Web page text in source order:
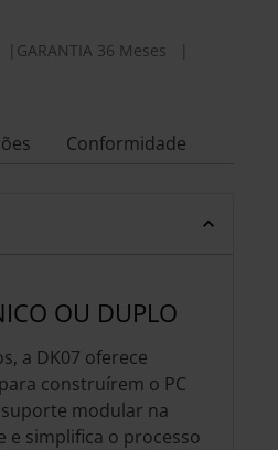
GARANTIA 36 Meses
Conformidade
OU DUPLO
a DK07 oferece
construírem o PC
modular na
simplifica o processo